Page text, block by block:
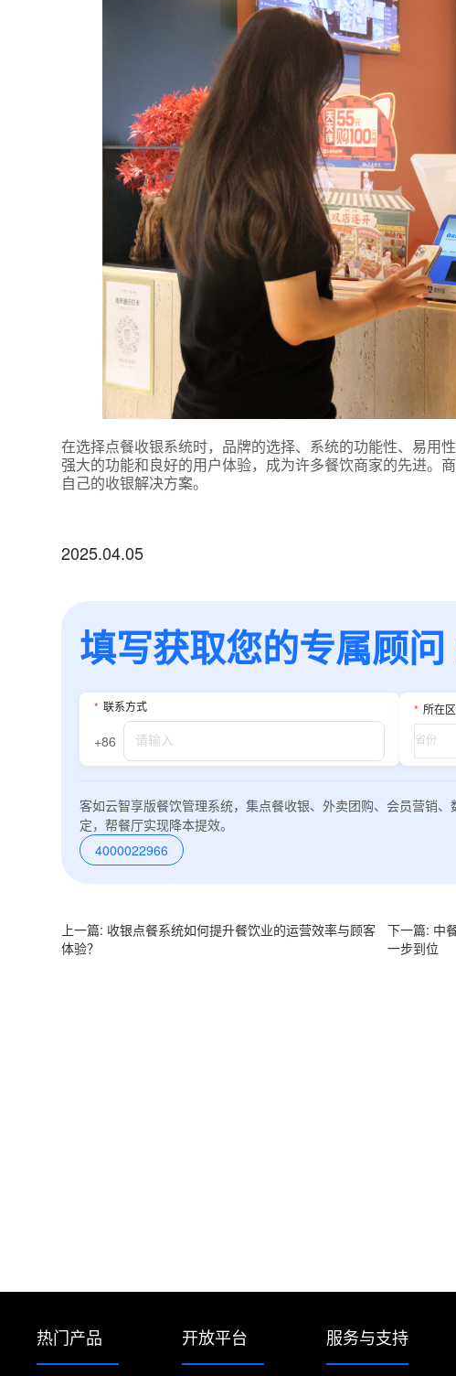
在选择点餐收银系统时，品牌的选择、系统的功能性、易用
强大的功能和良好的用户体验，成为许多餐饮商家的先进。
自己的收银解决方案。
2025.04.05
填写获取您的专属顾问
* 联系方式
+86
* 所在
客如云智享版餐饮管理系统，集点餐收银、外卖团购、会员营销
定，帮餐厅实现降本提效。
4000022966
上一篇: 收银点餐系统如何提升餐饮业的运营效率与顾客
体验？
下一篇: 中
一步到位
热门产品 开放平台 服务与支持
*联系方式
+86
所属业态
我的姓名